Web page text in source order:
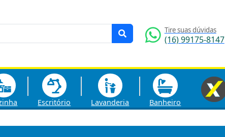
Tire suas dúvidas
(16) 99175-8147
Escritório Lavanderia Banheiro